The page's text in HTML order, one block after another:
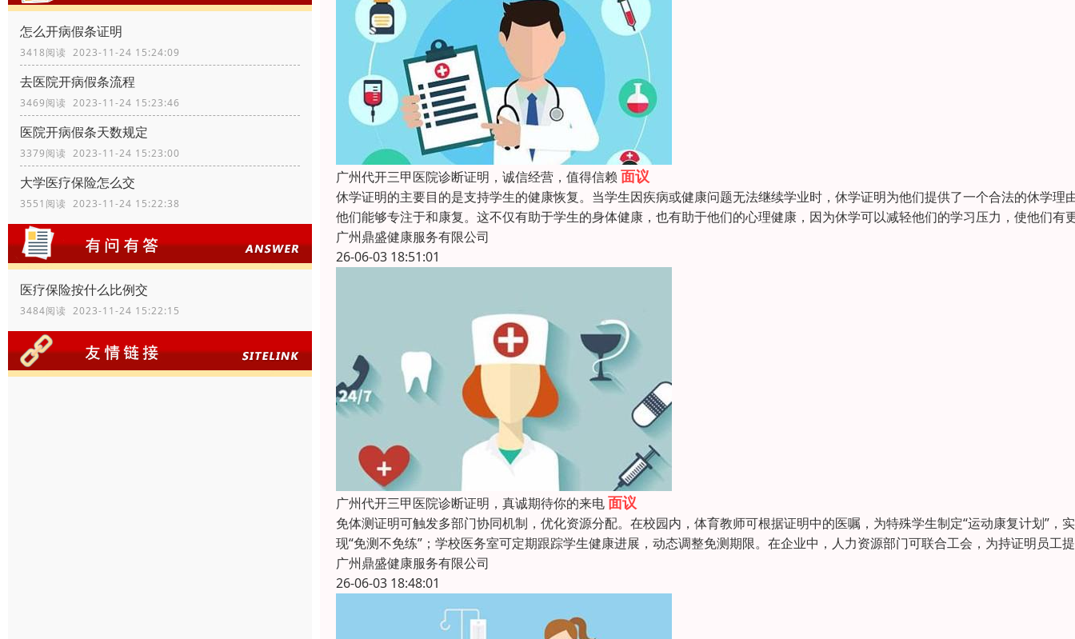
怎么开病假条证明
3418阅读 2023-11-24 15:24:09
去医院开病假条流程
3469阅读 2023-11-24 15:23:46
医院开病假条天数规定
3379阅读 2023-11-24 15:23:00
大学医疗保险怎么交
3551阅读 2023-11-24 15:22:38
医疗保险按什么比例交
3484阅读 2023-11-24 15:22:15
广州代开三甲医院诊断证明，诚信经营，值得信赖 面议
休学证明的主要目的是支持学生的健康恢复。当学生因疾病或健康问题无法继续学业时，休学证明为他们提供了一个合法的休学理
他们能够专注于和康复。这不仅有助于学生的身体健康，也有助于他们的心理健康，因为休学可以减轻他们的学习压力，使他们有
广州鼎盛健康服务有限公司
26-06-03 18:51:01
广州代开三甲医院诊断证明，真诚期待你的来电面议
免体测证明可触发多部门协同机制，优化资源分配。在校园内，体育教师可根据证明中的医嘱，为特殊学生制定“运动康复计划”，实
现“免测不免练”；学校医务室可定期跟踪学生健康进展，动态调整免测期限。在企业中，人力资源部门可联合工会，为持证明员工
广州鼎盛健康服务有限公司
26-06-03 18:48:01